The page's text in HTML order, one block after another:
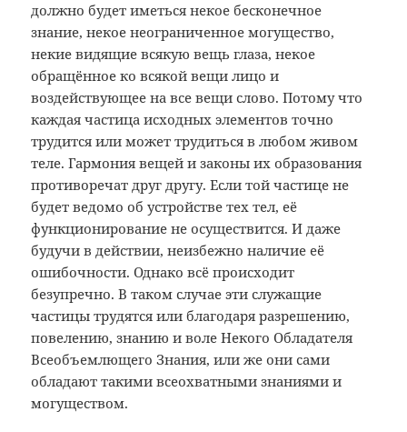
должно будет иметься некое бесконечное
знание, некое неограниченное могущество,
некие видящие всякую вещь глаза, некое
обращённое ко всякой вещи лицо и
воздействующее на все вещи слово. Потому что
каждая частица исходных элементов точно
трудится или может трудиться в любом живом
теле. Гармония вещей и законы их образования
противоречат друг другу. Если той частице не
будет ведомо об устройстве тех тел, её
функционирование не осуществится. И даже
будучи в действии, неизбежно наличие её
ошибочности. Однако всё происходит
безупречно. В таком случае эти служащие
частицы трудятся или благодаря разрешению,
повелению, знанию и воле Некого Обладателя
Всеобъемлющего Знания, или же они сами
обладают такими всеохватными знаниями и
могуществом.